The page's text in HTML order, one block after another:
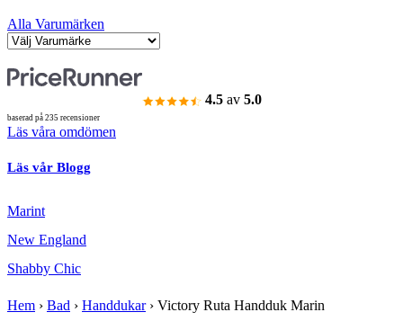
Alla Varumärken
4.5 av 5.0
baserad på 235 recensioner
Läs våra omdömen
Läs vår Blogg
Marint
New England
Shabby Chic
Hem › Bad › Handdukar› Victory Ruta Handduk Marin